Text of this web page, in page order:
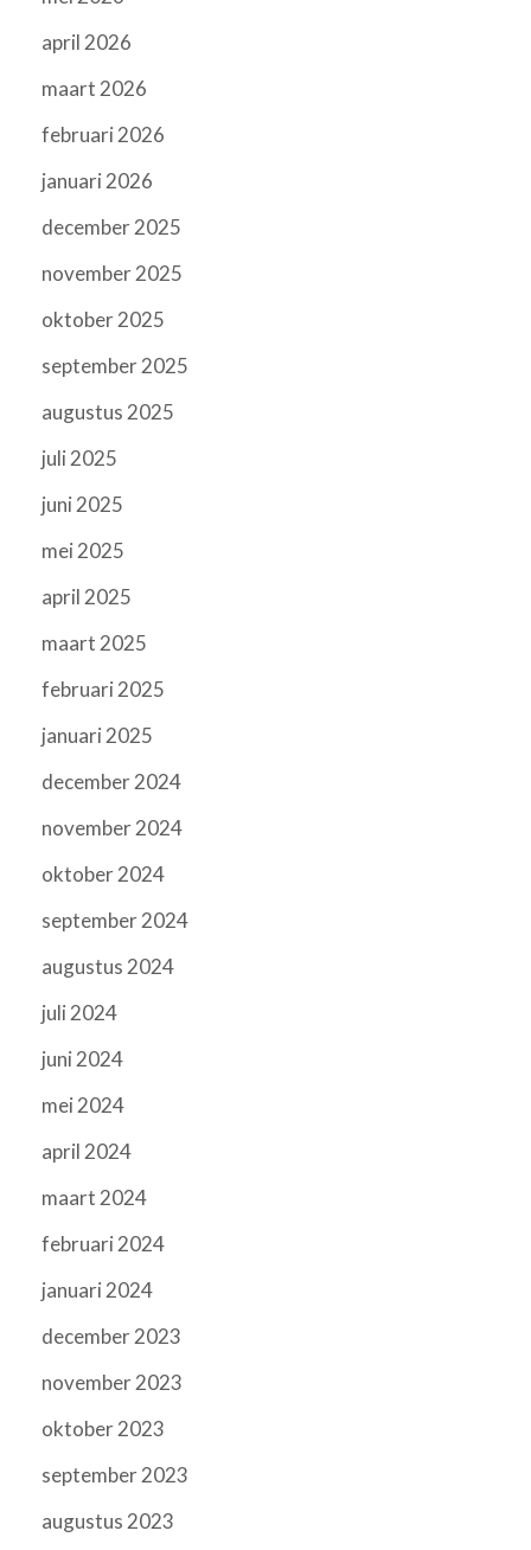
april 2026
maart 2026
februari 2026
januari 2026
december 2025
november 2025
oktober 2025
september 2025
augustus 2025
juli 2025
juni 2025
mei 2025
april 2025
maart 2025
februari 2025
januari 2025
december 2024
november 2024
oktober 2024
september 2024
augustus 2024
juli 2024
juni 2024
mei 2024
april 2024
maart 2024
februari 2024
januari 2024
december 2023
november 2023
oktober 2023
september 2023
augustus 2023